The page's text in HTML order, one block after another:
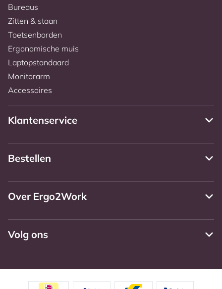
Bureaus
Zitten & staan
Toetsenborden
Ergonomische muis
Laptopstandaard
Monitorarm
Accessoires
Klantenservice
Bestellen
Over Ergo2Work
Volg ons